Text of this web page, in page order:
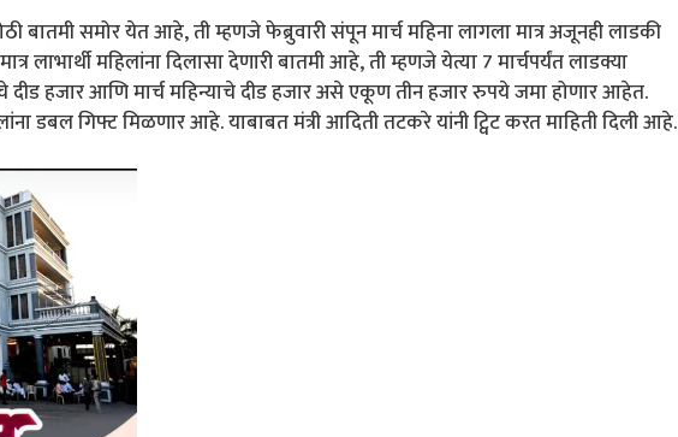
समोर येत आहे, ती म्हणजे फेब्रुवारी संपून मार्च महिना लागला मात्र अजूनही लाडकी
लाभार्थी महिलांना दिलासा देणारी बातमी आहे, ती म्हणजे येत्या 7 मार्चपर्यंत लाडक्या
दीड हजार आणि मार्च महिन्याचे दीड हजार असे एकूण तीन हजार रुपये जमा होणार आहेत.
डबल गिफ्ट मिळणार आहे. याबाबत मंत्री आदिती तटकरे यांनी ट्विट करत माहिती दिली आहे.